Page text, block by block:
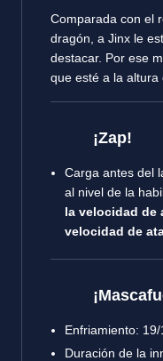
Comparada con el
dragón, a Jinx le
destacar. Por ese
que esté a la altura
¡Zap!
Carga antes del
al nivel de la
la velocidad de
velocidad de
Enfriamiento:
Duración de la